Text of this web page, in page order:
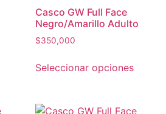
Casco GW Full Face
Negro/Amarillo Adulto
$350,000
Seleccionar opciones